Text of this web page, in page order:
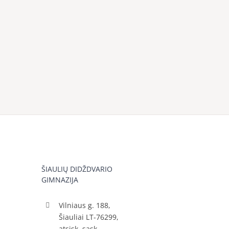
ŠIAULIŲ DIDŽDVARIO
GIMNAZIJA
Vilniaus g. 188,
Šiauliai LT-76299,